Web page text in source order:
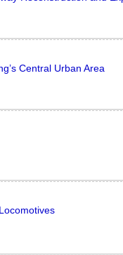
Central Urban Area